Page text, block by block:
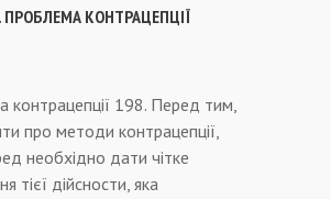
ПРОБЛЕМА КОНТРАЦЕПЦІЇ
контрацепції 198. Перед тим,
про методи контрацепції,
необхідно дати чітке
тієї дійсности, яка